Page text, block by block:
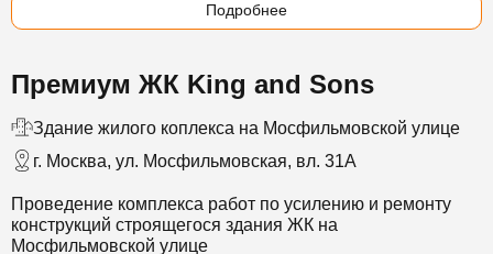
Подробнее
Премиум ЖК King and Sons
Здание жилого коплекса на Мосфильмовской улице
г. Москва, ул. Мосфильмовская, вл. 31А
Проведение комплекса работ по усилению и ремонту
конструкций строящегося здания ЖК на
Мосфильмовской улице